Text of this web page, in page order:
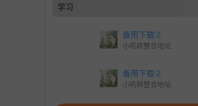
学习
备用下载②
小叽转整合地址
备用下载②
小叽转整合地址